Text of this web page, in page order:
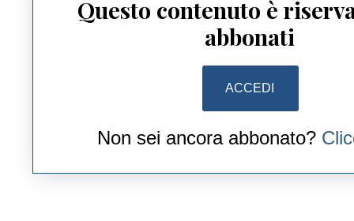
Questo contenuto è
abbonati
ACCEDI
Non sei ancora abbonato?